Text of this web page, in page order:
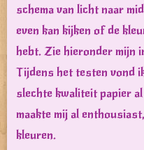
schema van licht naar
even kan kijken of de
hebt. Zie hieronder mijn
Tijdens het testen vond
slechte kwaliteit papier
maakte mij al
kleuren.